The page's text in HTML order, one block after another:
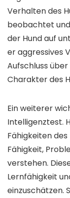
Verhalten des
beobachtet
der Hund auf
er aggressives
Aufschluss
Charakter des
Ein weiterer
Intelligenztest.
Fähigkeiten
Fähigkeit,
verstehen.
Lernfähigkeit
einzuschätzen.